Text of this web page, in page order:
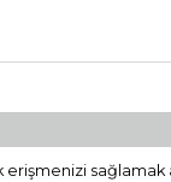
erişmenizi